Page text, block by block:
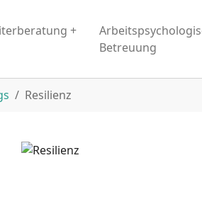
+
Betreuung
Resilienz